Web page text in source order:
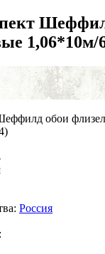
1,06*10м/
обои
Россия